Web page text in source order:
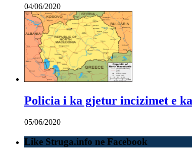
04/06/2020
Policia i ka gjetur incizimet e
05/06/2020
Like Struga.info ne Facebook